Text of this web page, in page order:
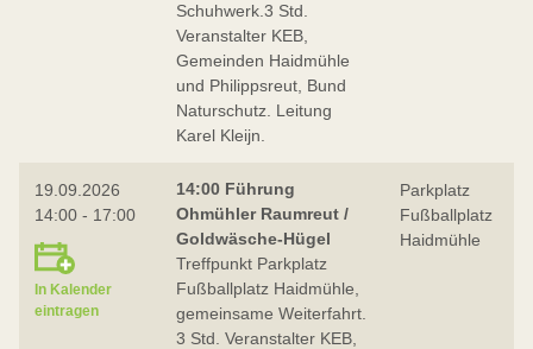
Schuhwerk.3 Std.
Veranstalter KEB,
Gemeinden Haidmühle
und Philippsreut, Bund
Naturschutz. Leitung
Karel Kleijn.
19.09.2026
14:00 - 17:00
In Kalender
eintragen
14:00 Führung
Ohmühler Raumreut /
Goldwäsche-Hügel
Treffpunkt Parkplatz
Fußballplatz Haidmühle,
gemeinsame Weiterfahrt.
3 Std. Veranstalter KEB,
Parkplatz
Fußballplatz
Haidmühle